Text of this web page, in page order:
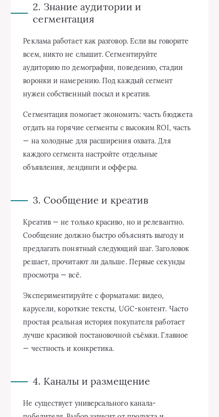
2. Знание аудитории и
сегментация
Реклама работает как разговор. Если вы говорите
всем, никто не слышит. Сегментируйте
аудиторию по демографии, поведению, стадии
воронки и намерению. Под каждый сегмент
нужен собственный посыл и креатив.
Сегментация помогает экономить: часть бюджета
отдать на горячие сегменты с высоким ROI, часть
— на холодные для расширения охвата. Для
каждого сегмента настройте отдельные
объявления, лендинги и офферы.
3. Сообщение и креатив
Креатив — не только красиво, но и релевантно.
Сообщение должно быстро объяснять выгоду и
предлагать понятный следующий шаг. Заголовок
решает, прочитают ли дальше. Первые секунды
просмотра — всё.
Экспериментируйте с форматами: видео,
карусели, короткие тексты, UGC-контент. Часто
простая реальная история покупателя работает
лучше красивой постановочной съёмки. Главное
— честность и конкретика.
4. Каналы и размещение
Не существует универсального канала-